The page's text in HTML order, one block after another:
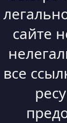
сайте
все